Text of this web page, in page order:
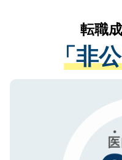
は、個人情報
管理基準を満
る、プライバ
で、機密保持
かがいして、
経験をまじえ
させていただ
ない方には、
ので、まずは
転職
「非